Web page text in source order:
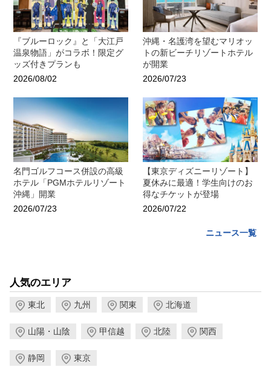
『ブルーロック』と「大江戸
温泉物語」がコラボ！限定グ
ッズ付きプランも
2026/08/02
沖縄・名護湾を望むマリオッ
トの新ビーチリゾートホテル
が開業
2026/07/23
名門ゴルフコース併設の高級
ホテル「PGMホテルリゾート
沖縄」開業
2026/07/23
【東京ディズニーリゾート】
夏休みに最適！学生向けのお
得なチケットが登場
2026/07/22
ニュース一覧
人気のエリア
東北 九州 関東 北海道
山陽・山陰 甲信越 北陸 関西
静岡 東京